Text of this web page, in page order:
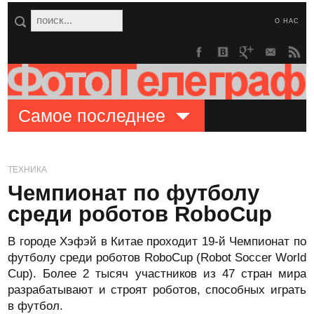
О НАС
Самое последнее
ТЕХНИКА
Чемпионат по футболу
среди роботов RoboCup
В городе Хэфэй в Китае проходит 19-й Чемпионат по
футболу среди роботов RoboCup (Robot Soccer World
Cup). Более 2 тысяч участников из 47 стран мира
разрабатывают и строят роботов, способных играть
в футбол.